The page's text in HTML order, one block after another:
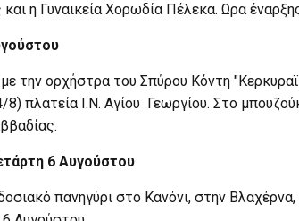
και η Γυναικεία Χορωδία Πέλεκα. Ωρα
την ορχήστρα του Σπύρου Κόντη
πλατεία Ι.Ν. Αγίου Γεωργίου. Στο
6 Αυγούστου
πανηγύρι στο Κανόνι, στην